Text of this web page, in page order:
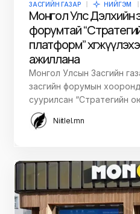
ЗАСГИЙН ГАЗАР НИЙГЭМ
Монгол Улс Дэлхийн
форумтай
платформ”
ажиллана
Монгол Улсын Засгийн
засгийн форумын
суурилсан “Стратегийн
Niitlel.mn